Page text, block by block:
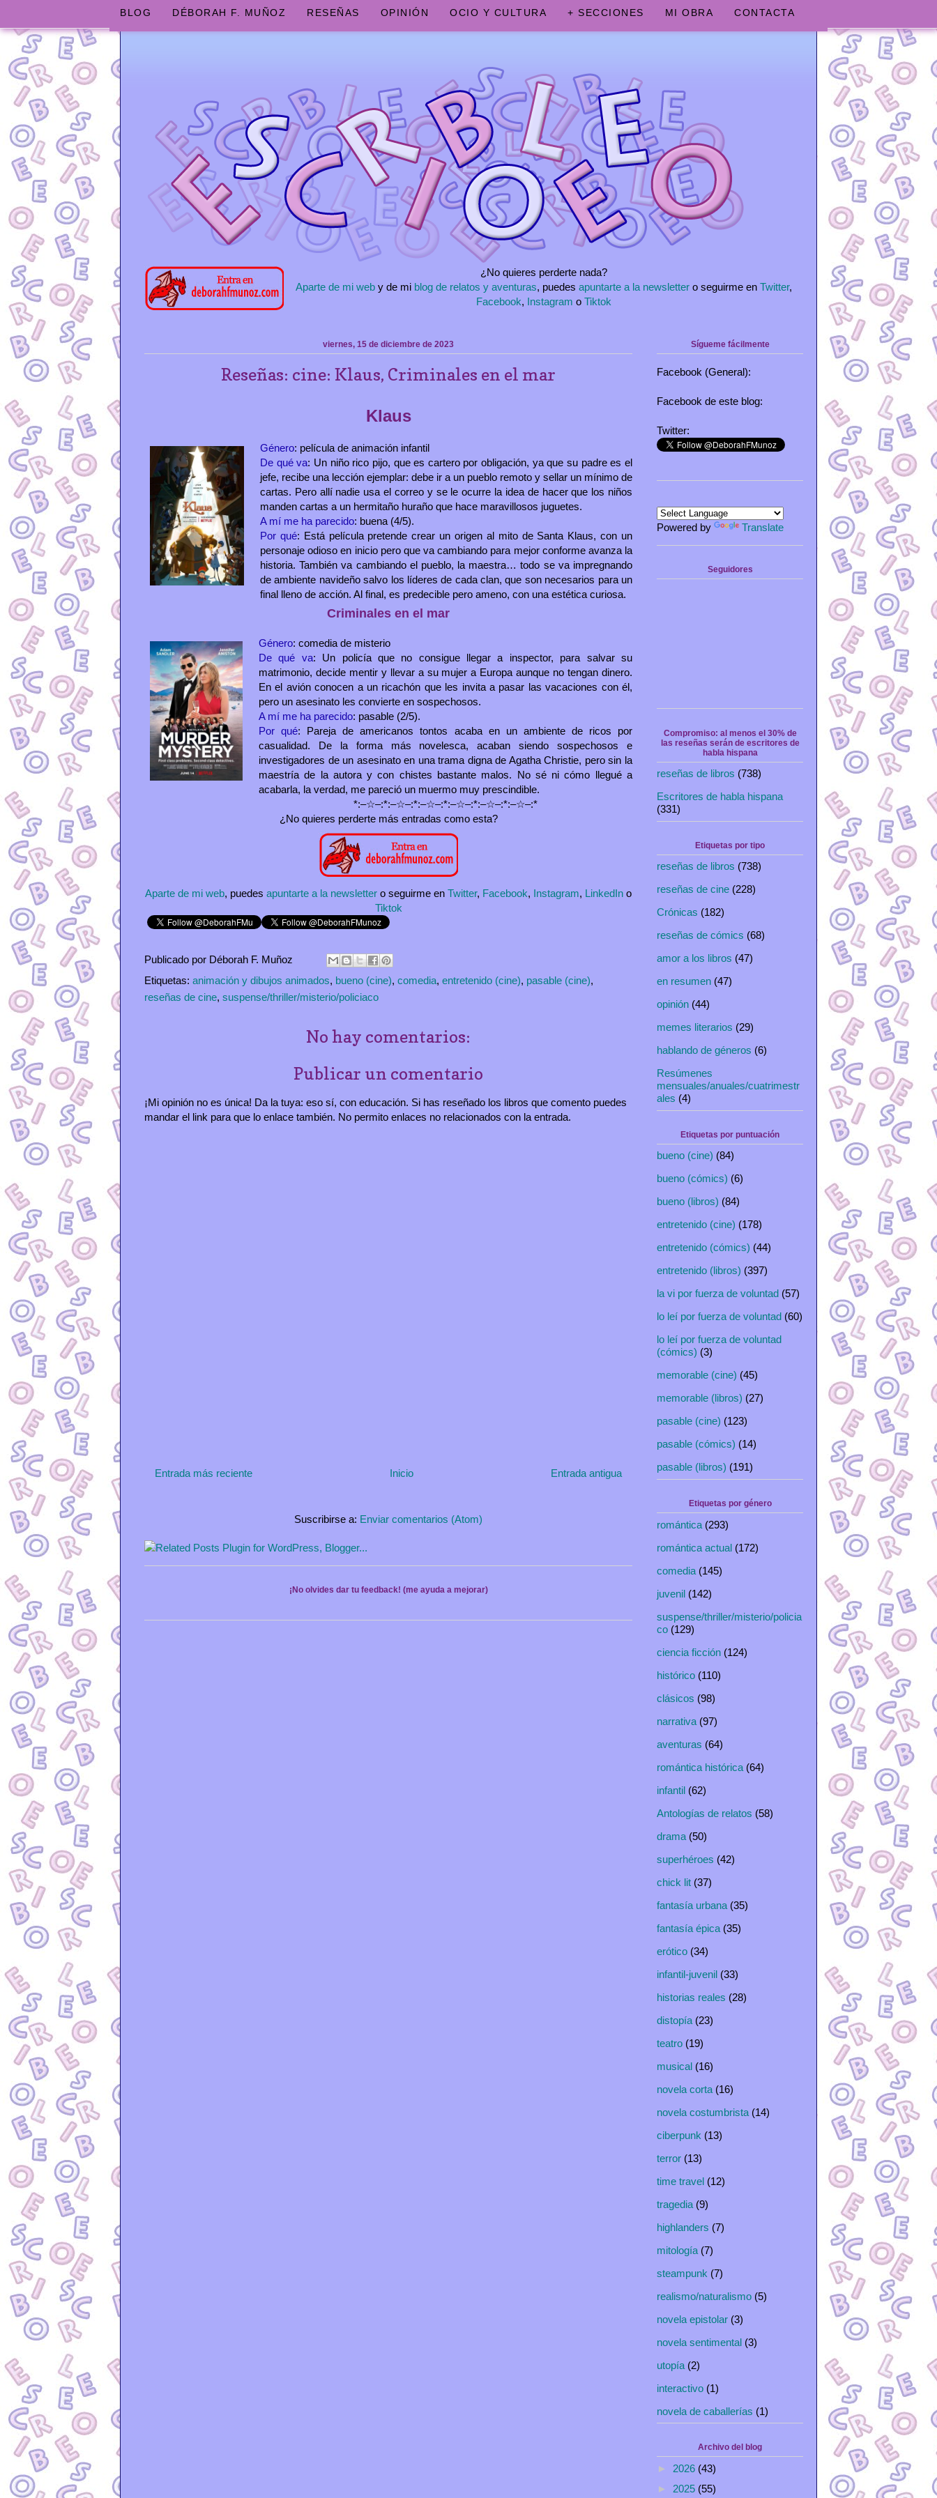
BLOG DÉBORAH F. MUÑOZ RESEÑAS OPINIÓN OCIO Y CULTURA + SECCIONES MI OBRA CONTACTA
¿No quieres perderte nada?
Aparte de mi weby de mi blog de relatos y aventuras, puedes apuntarte a la newslettero seguirme en Twitter,
Facebook, Instagram o Tiktok
viernes, 15 de diciembre de 2023
Reseñas: cine: Klaus, Criminales en el mar
Klaus
Género: película de animación infantil
De qué va: Un niño rico pijo, que es cartero por obligación, ya que su padre es el
jefe, recibe una lección ejemplar: debe ir a un pueblo remoto y sellar un mínimo de
cartas. Pero allí nadie usa el correo y se le ocurre la idea de hacer que los niños
manden cartas a un hermitaño huraño que hace maravillosos juguetes.
A mí me ha parecido: buena (4/5).
Por qué: Está película pretende crear un origen al mito de Santa Klaus, con un
personaje odioso en inicio pero que va cambiando para mejor conforme avanza la
historia. También va cambiando el pueblo, la maestra… todo se va impregnando
de ambiente navideño salvo los líderes de cada clan, que son necesarios para un
final lleno de acción. Al final, es predecible pero ameno, con una estética curiosa.
Criminales en el mar
Género: comedia de misterio
De qué va: Un policía que no consigue llegar a inspector, para salvar su
matrimonio, decide mentir y llevar a su mujer a Europa aunque no tengan dinero.
En el avión conocen a un ricachón que les invita a pasar las vacaciones con él,
pero un asesinato les convierte en sospechosos.
A mí me ha parecido: pasable (2/5).
Por qué: Pareja de americanos tontos acaba en un ambiente de ricos por
casualidad. De la forma más novelesca, acaban siendo sospechosos e
investigadores de un asesinato en una trama digna de Agatha Christie, pero sin la
maestría de la autora y con chistes bastante malos. No sé ni cómo llegué a
acabarla, la verdad, me pareció un muermo muy prescindible.
*:–☆–:*:–☆–:*:–☆–:*:–☆–:*:–☆–:*:–☆–:*
¿No quieres perderte más entradas como esta?
Aparte de mi web, puedes apuntarte a la newsletter o seguirme en Twitter, Facebook, Instagram, LinkedIn o
Tiktok
Publicado por Déborah F. Muñoz
Etiquetas: animación y dibujos animados, bueno (cine), comedia, entretenido (cine), pasable (cine),
reseñas de cine, suspense/thriller/misterio/policiaco
No hay comentarios:
Publicar un comentario
¡Mi opinión no es única! Da la tuya: eso sí, con educación. Si has reseñado los libros que comento puedes
mandar el link para que lo enlace también. No permito enlaces no relacionados con la entrada.
Entrada más reciente Entrada antigua
Inicio
Suscribirse a: Enviar comentarios (Atom)
¡No olvides dar tu feedback! (me ayuda a mejorar)
Sígueme fácilmente
Facebook (General):
Facebook de este blog:
Twitter:
Powered by Translate
Seguidores
Compromiso: al menos el 30% de
las reseñas serán de escritores de
habla hispana
reseñas de libros (738)
Escritores de habla hispana
(331)
Etiquetas por tipo
reseñas de libros (738)
reseñas de cine (228)
Crónicas (182)
reseñas de cómics (68)
amor a los libros (47)
en resumen (47)
opinión (44)
memes literarios (29)
hablando de géneros (6)
Resúmenes
mensuales/anuales/cuatrimestr
ales (4)
Etiquetas por puntuación
bueno (cine) (84)
bueno (cómics) (6)
bueno (libros) (84)
entretenido (cine) (178)
entretenido (cómics) (44)
entretenido (libros) (397)
la vi por fuerza de voluntad (57)
lo leí por fuerza de voluntad (60)
lo leí por fuerza de voluntad
(cómics) (3)
memorable (cine) (45)
memorable (libros) (27)
pasable (cine) (123)
pasable (cómics) (14)
pasable (libros) (191)
Etiquetas por género
romántica (293)
romántica actual (172)
comedia (145)
juvenil (142)
suspense/thriller/misterio/policia
co (129)
ciencia ficción (124)
histórico (110)
clásicos (98)
narrativa (97)
aventuras (64)
romántica histórica (64)
infantil (62)
Antologías de relatos (58)
drama (50)
superhéroes (42)
chick lit (37)
fantasía urbana (35)
fantasía épica (35)
erótico (34)
infantil-juvenil (33)
historias reales (28)
distopía (23)
teatro (19)
musical (16)
novela corta (16)
novela costumbrista (14)
ciberpunk (13)
terror (13)
time travel (12)
tragedia (9)
highlanders (7)
mitología (7)
steampunk (7)
realismo/naturalismo (5)
novela epistolar (3)
novela sentimental (3)
utopía (2)
interactivo (1)
novela de caballerías (1)
Archivo del blog
► 2026 (43)
► 2025 (55)